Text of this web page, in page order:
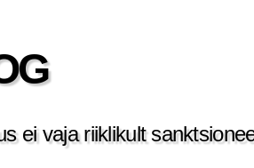
ei vaja riiklikult